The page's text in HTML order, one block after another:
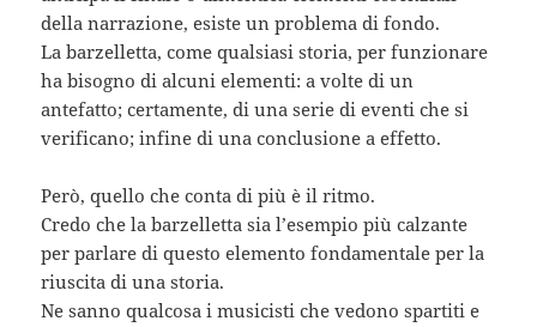
della narrazione, esiste un problema di fondo.
La barzelletta, come qualsiasi storia, per funzionare
ha bisogno di alcuni elementi: a volte di un
antefatto; certamente, di una serie di eventi che si
verificano; infine di una conclusione a effetto.
Però, quello che conta di più è il ritmo.
Credo che la barzelletta sia l’esempio più calzante
per parlare di questo elemento fondamentale per la
riuscita di una storia.
Ne sanno qualcosa i musicisti che vedono spartiti e